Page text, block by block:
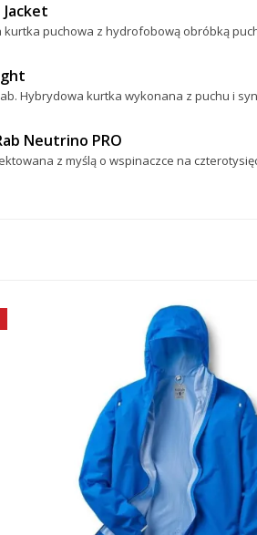
kurtka puchowa z hydrofobową obróbką
Hybrydowa kurtka wykonana z puchu i
Neutrino PRO
z myślą o wspinaczce na